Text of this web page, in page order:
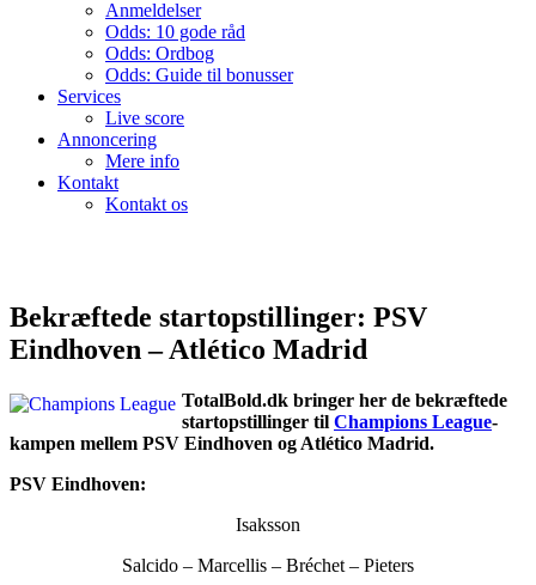
Anmeldelser
Odds: 10 gode råd
Odds: Ordbog
Odds: Guide til bonusser
Services
Live score
Annoncering
Mere info
Kontakt
Kontakt os
Bekræftede startopstillinger: PSV
Eindhoven – Atlético Madrid
TotalBold.dk bringer her de bekræftede
startopstillinger til Champions League-
kampen mellem PSV Eindhoven og Atlético Madrid.
PSV Eindhoven:
Isaksson
Salcido – Marcellis – Bréchet – Pieters